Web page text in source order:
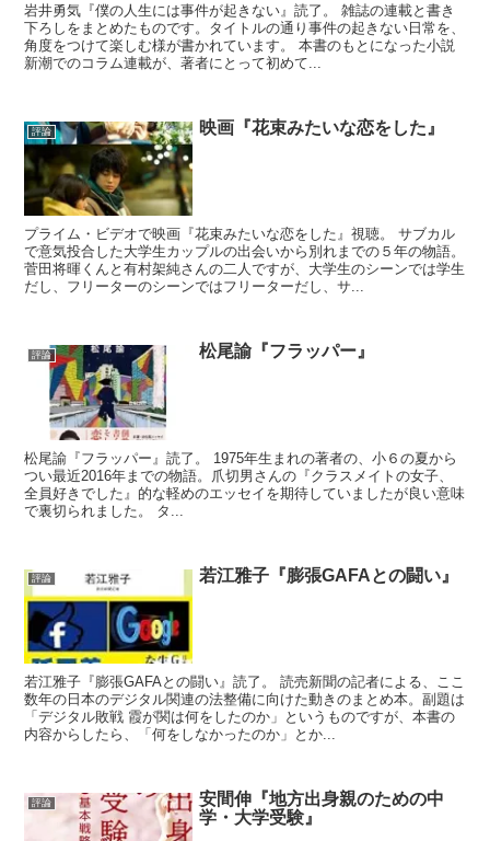
岩井勇気『僕の人生には事件が起きない』読了。 雑誌の連載と書き
下ろしをまとめたものです。タイトルの通り事件の起きない日常を、
角度をつけて楽しむ様が書かれています。 本書のもとになった小説
新潮でのコラム連載が、著者にとって初めて...
評論 映画『花束みたいな恋をした』
プライム・ビデオで映画『花束みたいな恋をした』視聴。 サブカル
で意気投合した大学生カップルの出会いから別れまでの５年の物語。
菅田将暉くんと有村架純さんの二人ですが、大学生のシーンでは学生
だし、フリーターのシーンではフリーターだし、サ...
評論 松尾諭『フラッパー』
松尾諭『フラッパー』読了。 1975年生まれの著者の、小６の夏から
つい最近2016年までの物語。爪切男さんの『クラスメイトの女子、
全員好きでした』的な軽めのエッセイを期待していましたが良い意味
で裏切られました。 タ...
評論 若江雅子『膨張GAFAとの闘い』
若江雅子『膨張GAFAとの闘い』読了。 読売新聞の記者による、ここ
数年の日本のデジタル関連の法整備に向けた動きのまとめ本。副題は
「デジタル敗戦 霞が関は何をしたのか」というものですが、本書の
内容からしたら、「何をしなかったのか」とか...
評論
安間伸『地方出身親のための中
学・大学受験』